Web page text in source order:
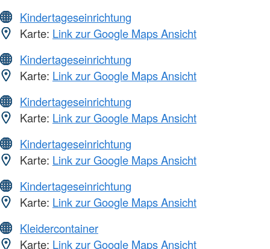
Kindertageseinrichtung
Karte: Link zur Google Maps Ansicht
Kindertageseinrichtung
Karte: Link zur Google Maps Ansicht
Kindertageseinrichtung
Karte: Link zur Google Maps Ansicht
Kindertageseinrichtung
Karte: Link zur Google Maps Ansicht
Kindertageseinrichtung
Karte: Link zur Google Maps Ansicht
Kleidercontainer
Karte: Link zur Google Maps Ansicht